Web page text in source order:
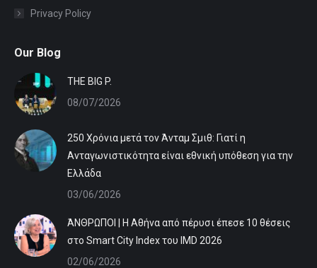
Privacy Policy
Our Blog
ΤHE BIG P.
08/07/2026
250 Χρόνια μετά τον Άνταμ Σμιθ: Γιατί η
Ανταγωνιστικότητα είναι εθνική υπόθεση για την
Ελλάδα
03/06/2026
ΆΝΘΡΩΠΟΙ | Η Αθήνα από πέρυσι έπεσε 10 θέσεις
στο Smart City Index του IMD 2026
02/06/2026